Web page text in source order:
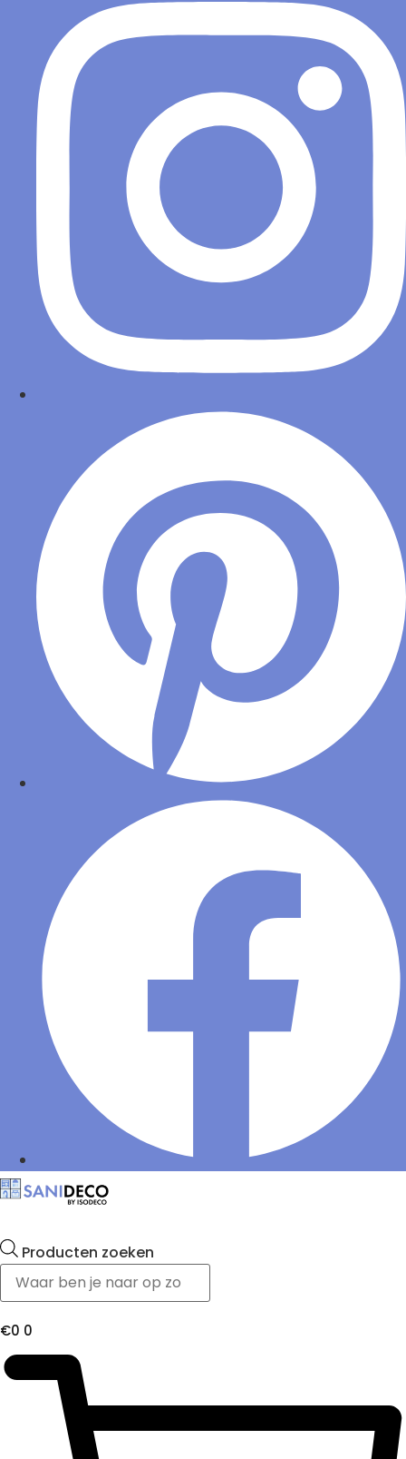
Producten zoeken
€0 0